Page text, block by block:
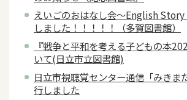
えいごのおはなし会～English
しました！！！！！（多賀図書館）
『戦争と平和を考える子どもの本
いて(日立市立図書館)
日立市視聴覚センター通信「みきま
行しました